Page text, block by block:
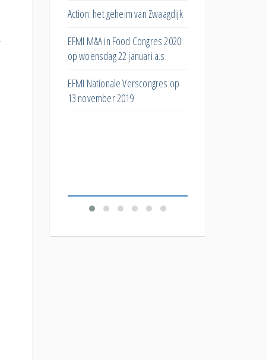
bij
'Productivity
Action: het geheim van Zwaagdijk
EFMI M&A in Food Congres 2020
op woensdag 22 januari a.s.
EFMI Nationale Verscongres op
13 november 2019